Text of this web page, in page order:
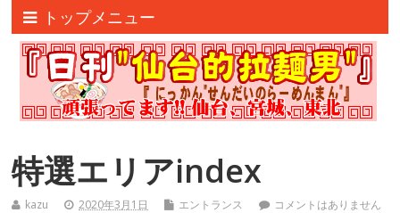
トップメニュー
特選エリアindex
kazu 2020年3月1日 エントランス コメントはありません